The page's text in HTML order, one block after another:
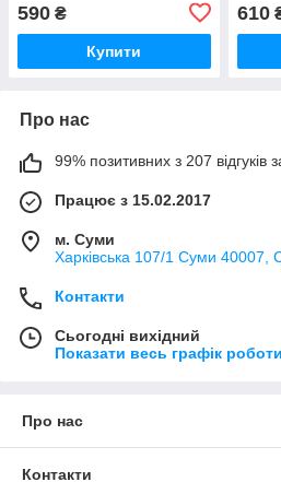
590 ₴
Купити
610
Про нас
99% позитивних з 207 відгуків
Працює з 15.02.2017
м. Суми
Харківська 107/1 Суми 40007,
Контакти
Сьогодні вихідний
Показати весь графік роботи
Про нас
Контакти